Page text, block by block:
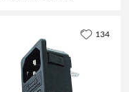
134